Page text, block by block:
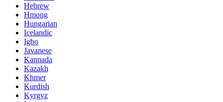
Hebrew
Hmong
Hungarian
Icelandic
Igbo
Javanese
Kannada
Kazakh
Khmer
Kurdish
Kyrgyz